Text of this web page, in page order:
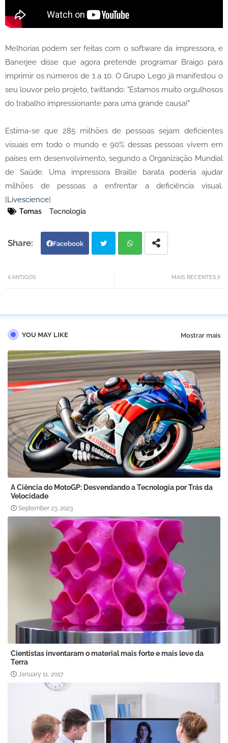
Melhorias podem ser feitas com o software da impressora, e
Banerjee disse que agora pretende programar Braigo para
imprimir os números de 1 a 10. O Grupo Lego já manifestou o
seu louvor pelo projeto, twittando: "Estamos muito orgulhosos
do trabalho impressionante para uma grande causa!"
Estima-se que 285 milhões de pessoas sejam deficientes
visuais em todo o mundo e 90% dessas pessoas vivem em
países em desenvolvimento, segundo a Organização Mundial
de Saúde. Uma impressora Braille barata poderia ajudar
milhões de pessoas a enfrentar a deficiência visual.
[Livescience]
Temas Tecnologia
Facebook
pp
MAIS RECENTES
ANTIGOS
YOU MAY LIKE Mostrar mais
A Ciência do MotoGP: Desvendando a Tecnologia por Trás da
Velocidade
September 23, 2023
Cientistas inventaram o material mais forte e mais leve da
Terra
January 11, 2017